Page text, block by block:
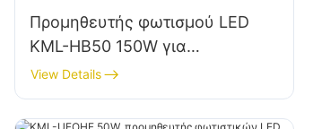
Προμηθευτής φωτισμού LED
KML-HB50 150W για
εσωτερικούς χώρους, όπως
εργαστήρια επισκευών και
αποθήκες.
View Details